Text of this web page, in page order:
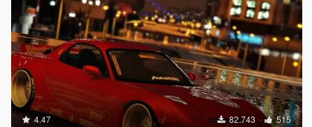
4.47 82.743 515